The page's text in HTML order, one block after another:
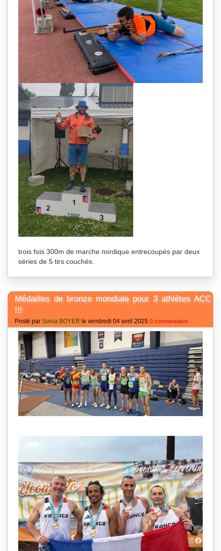
trois fois 300m de marche nordique entrecoupés par deux
séries de 5 tirs couchés.
Médailles de bronze mondiale pour 3 athlètes ACC
!!!
Posté par Sonia BOYER le vendredi 04 avril 2025 0 commentaires